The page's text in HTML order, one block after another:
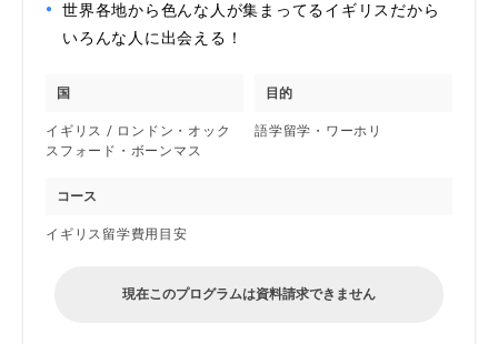
世界各地から色んな人が集まってるイギリスだから
いろんな人に出会える！
国
イギリス / ロンドン・オック
スフォード・ボーンマス
目的
語学留学・ワーホリ
コース
イギリス留学費用目安
現在このプログラムは資料請求できません